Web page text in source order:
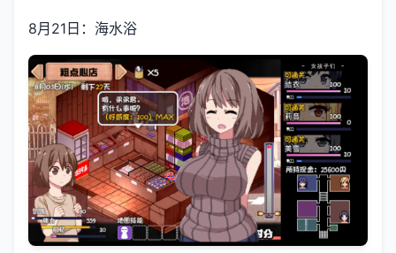
8月21日：海水浴